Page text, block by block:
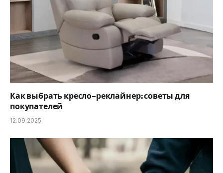
Как выбрать кресло-реклайнер: советы для
покупателей
12.09.2025